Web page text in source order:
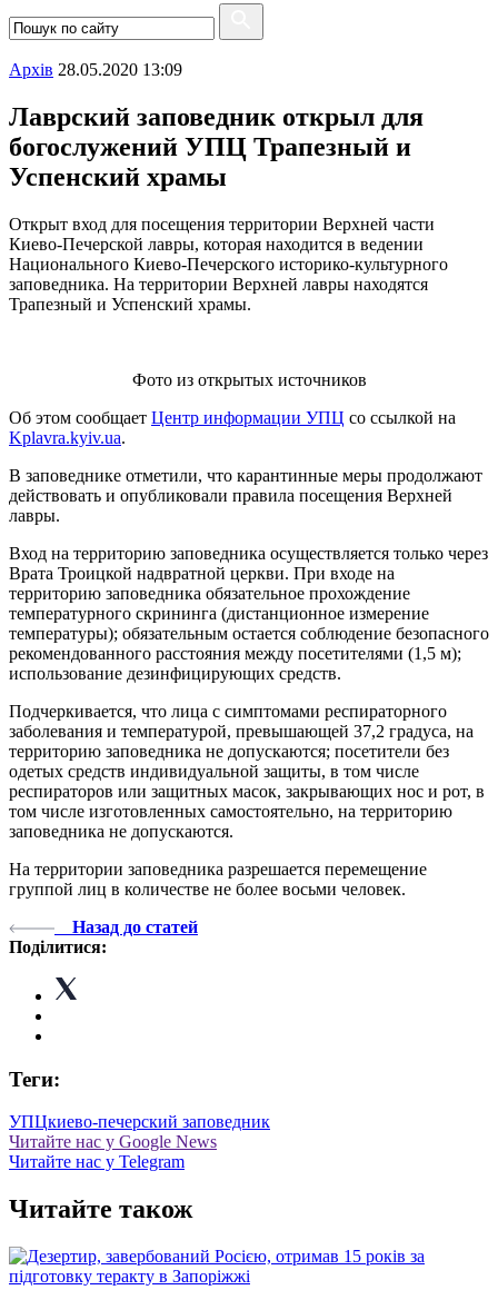
Архiв 28.05.2020 13:09
Лаврский заповедник открыл для
богослужений УПЦ Трапезный и
Успенский храмы
Открыт вход для посещения территории Верхней части
Киево-Печерской лавры, которая находится в ведении
Национального Киево-Печерского историко-культурного
заповедника. На территории Верхней лавры находятся
Трапезный и Успенский храмы.
Фото из открытых источников
Об этом сообщает Центр информации УПЦ со ссылкой на
Kplavra.kyiv.ua.
В заповеднике отметили, что карантинные меры продолжают
действовать и опубликовали правила посещения Верхней
лавры.
Вход на территорию заповедника осуществляется только через
Врата Троицкой надвратной церкви. При входе на
территорию заповедника обязательное прохождение
температурного скрининга (дистанционное измерение
температуры); обязательным остается соблюдение безопасного
рекомендованного расстояния между посетителями (1,5 м);
использование дезинфицирующих средств.
Подчеркивается, что лица с симптомами респираторного
заболевания и температурой, превышающей 37,2 градуса, на
территорию заповедника не допускаются; посетители без
одетых средств индивидуальной защиты, в том числе
респираторов или защитных масок, закрывающих нос и рот, в
том числе изготовленных самостоятельно, на территорию
заповедника не допускаются.
На территории заповедника разрешается перемещение
группой лиц в количестве не более восьми человек.
Назад до статей
Поділитися:
Теги:
УПЦкиево-печерский заповедник
Читайте нас у Google News
Читайте нас у Telegram
Читайте також